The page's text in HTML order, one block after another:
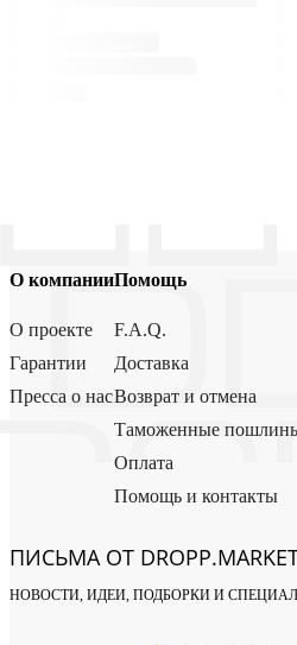
О компании
О проекте
Гарантии
Пресса о нас
Помощь
F.A.Q.
Доставка
Возврат и отмена
Таможенные
Оплата
Помощь и контакты
ПИСЬМА ОТ
НОВОСТИ, ИДЕИ, ПОДБОРКИ И